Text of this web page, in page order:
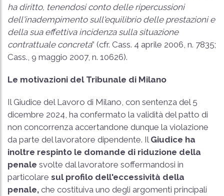
ha diritto, tenendosi conto delle ripercussioni
dell'inadempimento sull'equilibrio delle prestazioni e
della sua effettiva incidenza sulla situazione
contrattuale concreta” (cfr. Cass. 4 aprile 2006, n. 7835;
Cass., 9 maggio 2007, n. 10626).
Le motivazioni del Tribunale di Milano
Il Giudice del Lavoro di Milano, con sentenza del 5
dicembre 2024, ha confermato la validità del patto di
non concorrenza accertandone dunque la violazione
da parte del lavoratore dipendente. Il Giudice ha
inoltre respinto le domande di riduzione della
penale svolte dal lavoratore soffermandosi in
particolare sul profilo dell'eccessività della
penale, che costituiva uno degli argomenti principali